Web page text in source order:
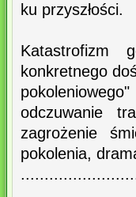
ku przyszłości.
Katastrofizm
konkretnego
odczuwanie
zagrożenie
pokolenia,